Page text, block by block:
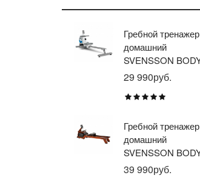
Гребной тренажер
домашний
SVENSSON
LABS WHEELO
29 990руб.
Гребной тренажер
домашний
SVENSSON
LABS WAVERUN
39 990руб.